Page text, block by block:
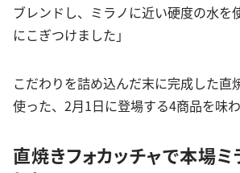
ブレンドし、ミラノに近い硬度の水を
にこぎつけました」
こだわりを詰め込んだ末に完成した直
使った、2月1日に登場する4商品を味わ
直焼きフォカッチャで本場